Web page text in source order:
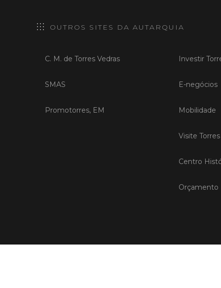
OUTROS SITES DA AUTARQUIA
C. M. de Torres Vedras
SMAS
Promotorres, EM
Investir
E-negócios
Mobilidade
Visite
Centro
Orçamento